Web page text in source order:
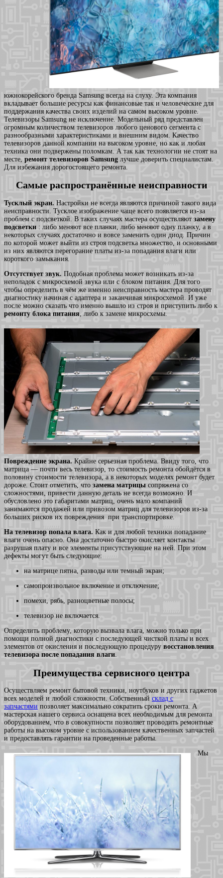
южнокорейского бренда Samsung всегда на слуху. Эта компания
вкладывает большие ресурсы как финансовые так и человеческие для
поддержания качества своих изделий на самом высоком уровне.
Телевизоры Samsung не исключение. Модельный ряд представлен
огромным количеством телевизоров любого ценового сегмента с
разнообразными характеристиками и внешним видом. Качество
телевизоров данной компании на высоком уровне, но как и любая
техника они подвержены поломкам. А так как технологии не стоят на
месте, ремонт телевизоров Samsung лучше доверить специалистам.
Для избежания дорогостоящего ремонта.
Самые распространённые неисправности
Тусклый экран. Настройки не всегда являются причиной такого вида
неисправности. Тусклое изображение чаще всего появляется из-за
проблем с подсветкой. В таких случаях мастера осуществляют замену
подсветки : либо меняют все планки, либо меняют одну планку, а в
некоторых случаях достаточно и вовсе заменить один диод. Причин
по которой может выйти из строя подсветка множество, и основными
из них являются перегорание платы из-за попадания влаги или
короткого замыкания.
Отсутствует звук. Подобная проблема может возникать из-за
неполадок с микросхемой звука или с блоком питания. Для того
чтобы определить в чём же именно неисправность мастера проводят
диагностику начиная с адаптера и заканчивая микросхемой. И уже
после можно сказать что именно вышло из строя и приступить либо к
ремонту блока питания, либо к замене микросхемы.
Повреждение экрана. Крайне серьезная проблема. Ввиду того, что
матрица — почти весь телевизор, то стоимость ремонта обойдётся в
половину стоимости телевизора, а в некоторых моделях ремонт будет
дороже. Стоит отметить, что замена матрицы сопряжена со
сложностями, привести данную деталь не всегда возможно. И
обусловлено это габаритами матриц, очень мало компаний
занимаются продажей или привозом матриц для телевизоров из-за
больших рисков их повреждения при транспортировке.
На телевизор попала влага. Как и для любой техники попадание
влаги очень опасно. Она достаточно быстро окисляет контакты
разрушая плату и все элементы присутствующие на ней. При этом
дефекты могут быть следующие:
на матрице пятна, разводы или темный экран;
самопроизвольное включение и отключение;
помехи, рябь, разноцветные полосы;
телевизор не включается.
Определить проблему, которую вызвала влага, можно только при
помощи полной диагностики с последующей чисткой платы и всех
элементов от окисления и последующую процедуру восстановления
телевизора после попадания влаги.
Преимущества сервисного центра
Осуществляем ремонт бытовой техники, ноутбуков и других гаджетов
всех моделей и любой сложности. Собственный склад с
запчастями позволяет максимально сократить сроки ремонта. А
мастерская нашего сервиса оснащена всех необходимым для ремонта
оборудованием, что в совокупности позволяет проводить ремонтные
работы на высоком уровне с использованием качественных запчастей
и предоставлять гарантии на проведенные работы.
Мы